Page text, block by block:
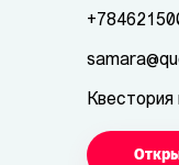
Квестория